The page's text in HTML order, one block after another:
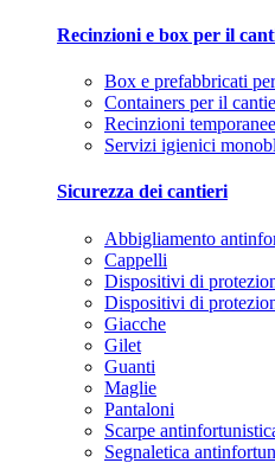
Recinzioni e box per il
Box e prefabbricati
Containers per il
Recinzioni
Servizi igienici
Sicurezza dei cantieri
Abbigliamento
Cappelli
Dispositivi di
Dispositivi di
Giacche
Gilet
Guanti
Maglie
Pantaloni
Scarpe
Segnaletica